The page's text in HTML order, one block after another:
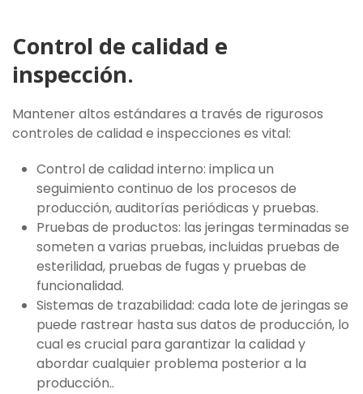
Control de calidad e
inspección.
Mantener altos estándares a través de rigurosos
controles de calidad e inspecciones es vital:
Control de calidad interno: implica un
seguimiento continuo de los procesos de
producción, auditorías periódicas y pruebas.
Pruebas de productos: las jeringas terminadas se
someten a varias pruebas, incluidas pruebas de
esterilidad, pruebas de fugas y pruebas de
funcionalidad.
Sistemas de trazabilidad: cada lote de jeringas se
puede rastrear hasta sus datos de producción, lo
cual es crucial para garantizar la calidad y
abordar cualquier problema posterior a la
producción..